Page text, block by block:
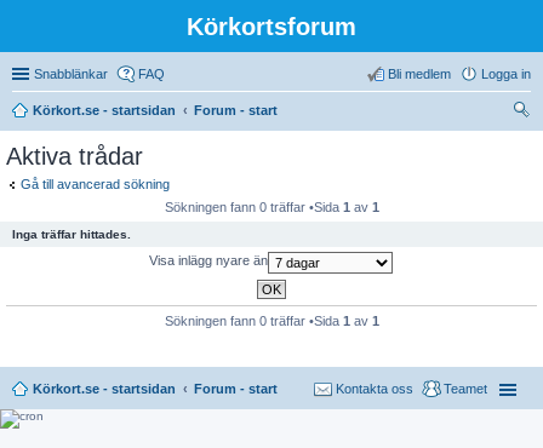
Körkortsforum
Snabblänkar FAQ Logga in
Bli medlem
Körkort.se - startsidan
Forum - start
Aktiva trådar
Gå till avancerad sökning
Sökningen fann 0 träffar •Sida 1 av 1
Inga träffar hittades.
Visa inlägg nyare än
Sökningen fann 0 träffar •Sida 1 av 1
Körkort.se - startsidan Forum - start Teamet
Kontakta oss